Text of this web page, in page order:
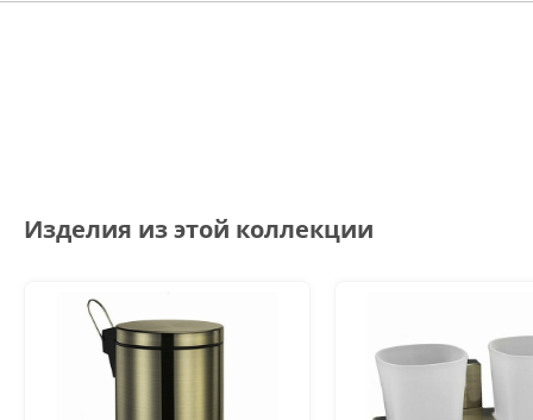
Изделия из этой коллекции